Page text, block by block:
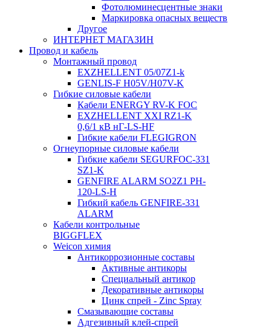
Фотолюминесцентные знаки
Маркировка опасных веществ
Другое
ИНТЕРНЕТ МАГАЗИН
Провод и кабель
Монтажный провод
EXZHELLENT 05/07Z1-k
GENLIS-F Н05V/H07V-K
Гибкие силовые кабели
Кабели ENERGY RV-K FOC
EXZHELLENT XXI RZ1-K
0,6/1 кВ нГ-LS-HF
Гибкие кабели FLEGIGRON
Огнеупорные силовые кабели
Гибкие кабели SEGURFOC-331
SZ1-K
GENFIRE ALARM SO2Z1 PH-
120-LS-H
Гибкий кабель GENFIRE-331
ALARM
Кабели контрольные
BIGGFLEX
Weicon химия
Антикоррозионные составы
Активные антикоры
Специальный антикор
Декоративные антикоры
Цинк спрей - Zinc Spray
Смазывающие составы
Адгезивный клей-спрей